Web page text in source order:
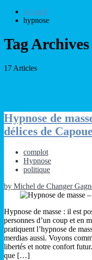
Accueil
hypnose
Tag Archives
17 Articles
Hypnose de
délices de Capoue
complot
Hypnose
politique
by Michel de Changer
Hypnose de masse : il est
personnes d’un coup et en
pratiquent l’hypnose de
merdias aussi. Voyons
libertés et notre confort
que […]